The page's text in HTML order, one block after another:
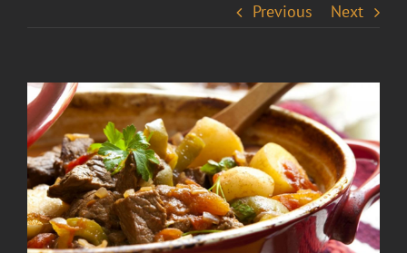
Previous Next
View
Larger
Image